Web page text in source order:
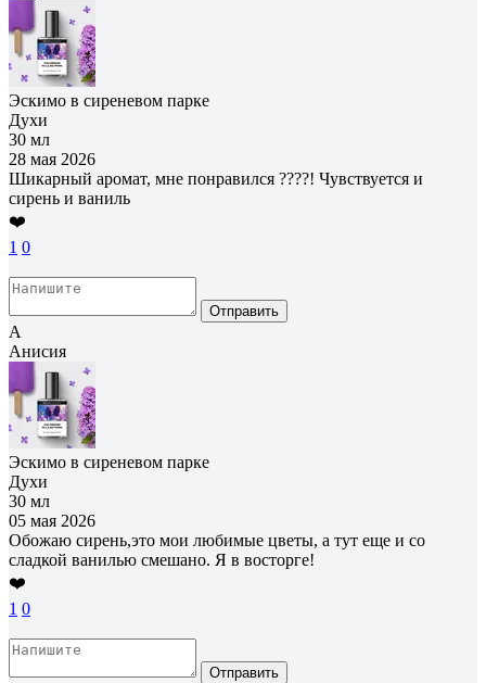
Эскимо в сиреневом парке
Духи
30 мл
28 мая 2026
Шикарный аромат, мне понравился ????! Чувствуется и
сирень и ваниль
❤️
1 0
Отправить
А
Анисия
Эскимо в сиреневом парке
Духи
30 мл
05 мая 2026
Обожаю сирень,это мои любимые цветы, а тут еще и со
сладкой ванилью смешано. Я в восторге!
❤️
1 0
Отправить